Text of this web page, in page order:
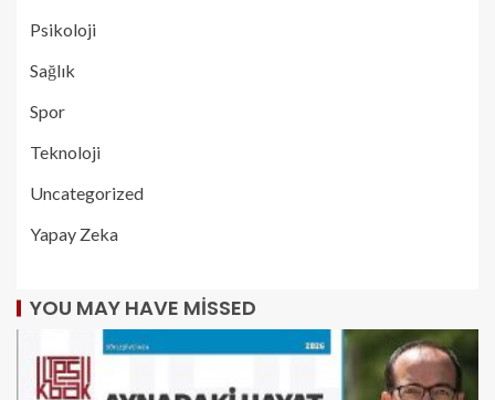
Psikoloji
Sağlık
Spor
Teknoloji
Uncategorized
Yapay Zeka
YOU MAY HAVE MISSED